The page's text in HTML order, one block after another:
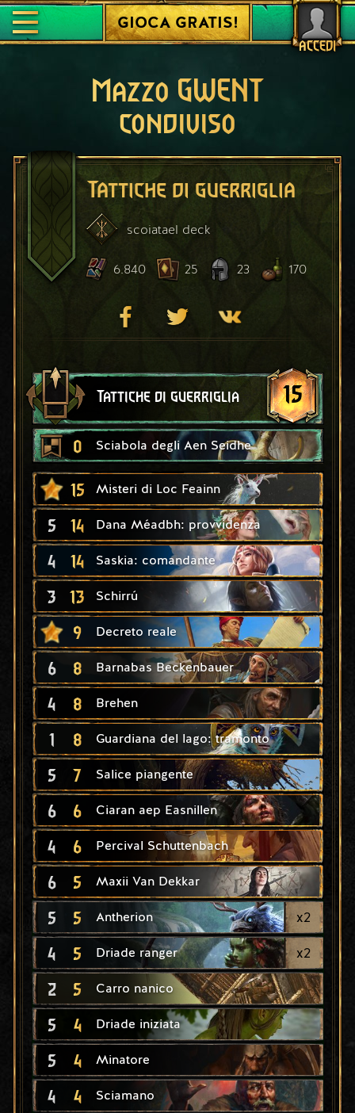
ACCEDI
GIOCA GRATIS!
Mazzo GWENT
condiviso
Tattiche di guerriglia
scoiatael deck
6.840 25 23 170
Tattiche di guerriglia 15
0 Sciabola degli Aen Seidhe
15 Misteri di Loc Feainn
5 14 Dana Méadbh: provvidenza
4 14 Saskia: comandante
3 13 Schirrú
9 Decreto reale
6 8 Barnabas Beckenbauer
4 8 Brehen
1 8 Guardiana del lago: tramonto
5 7 Salice piangente
6 6 Ciaran aep Easnillen
4 6 Percival Schuttenbach
6 5 Maxii Van Dekkar
5 5 Antherion x2
4 5 Driade ranger x2
2 5 Carro nanico
5 4 Driade iniziata
5 4 Minatore
4 4 Sciamano